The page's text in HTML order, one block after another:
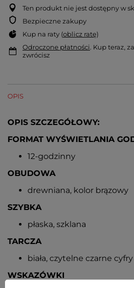
Ten produkt nie jest dostępny w
Bezpieczne zakupy
Kup na raty (oblicz ratę)
Odroczone płatności. Kup teraz,
zwrócisz
OPIS
OPIS SZCZEGÓŁOWY:
FORMAT WYŚWIETLANIA
12-godzinny
OBUDOWA
drewniana, kolor brązowy
SZYBKA
płaska, szklana
TARCZA
biała, czytelne czarne
WSKAZÓWKI